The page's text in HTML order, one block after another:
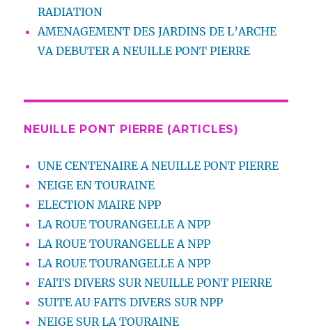
RADIATION
AMENAGEMENT DES JARDINS DE L’ARCHE
VA DEBUTER A NEUILLE PONT PIERRE
NEUILLE PONT PIERRE (ARTICLES)
UNE CENTENAIRE A NEUILLE PONT PIERRE
NEIGE EN TOURAINE
ELECTION MAIRE NPP
LA ROUE TOURANGELLE A NPP
LA ROUE TOURANGELLE A NPP
LA ROUE TOURANGELLE A NPP
FAITS DIVERS SUR NEUILLE PONT PIERRE
SUITE AU FAITS DIVERS SUR NPP
NEIGE SUR LA TOURAINE